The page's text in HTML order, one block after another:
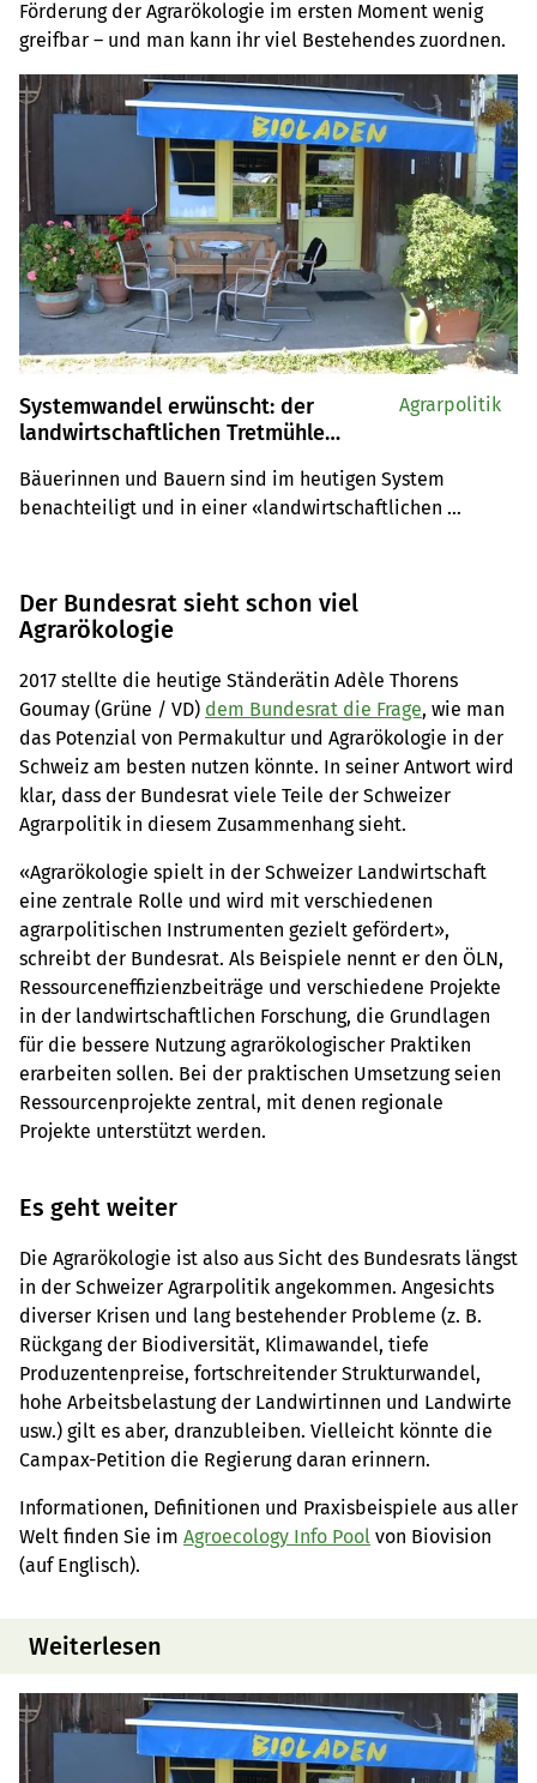
Förderung der Agrarökologie im ersten Moment wenig
greifbar – und man kann ihr viel Bestehendes zuordnen.
Systemwandel erwünscht: der
landwirtschaftlichen Tretmühle
Bäuerinnen und Bauern sind im heutigen System
benachteiligt und in einer «landwirtschaftlichen
Agrarpolitik
Der Bundesrat sieht schon viel
Agrarökologie
2017 stellte die heutige Ständerätin Adèle Thorens
Goumay (Grüne / VD) dem Bundesrat die Frage, wie man
das Potenzial von Permakultur und Agrarökologie in der
Schweiz am besten nutzen könnte. In seiner Antwort wird
klar, dass der Bundesrat viele Teile der Schweizer
Agrarpolitik in diesem Zusammenhang sieht.
«Agrarökologie spielt in der Schweizer Landwirtschaft
eine zentrale Rolle und wird mit verschiedenen
agrarpolitischen Instrumenten gezielt gefördert»,
schreibt der Bundesrat. Als Beispiele nennt er den ÖLN,
Ressourceneffizienzbeiträge und verschiedene Projekte
in der landwirtschaftlichen Forschung, die Grundlagen
für die bessere Nutzung agrarökologischer Praktiken
erarbeiten sollen. Bei der praktischen Umsetzung seien
Ressourcenprojekte zentral, mit denen regionale
Projekte unterstützt werden.
Es geht weiter
Die Agrarökologie ist also aus Sicht des Bundesrats längst
in der Schweizer Agrarpolitik angekommen. Angesichts
diverser Krisen und lang bestehender Probleme (z. B.
Rückgang der Biodiversität, Klimawandel, tiefe
Produzentenpreise, fortschreitender Strukturwandel,
hohe Arbeitsbelastung der Landwirtinnen und Landwirte
usw.) gilt es aber, dranzubleiben. Vielleicht könnte die
Campax-Petition die Regierung daran erinnern.
Informationen, Definitionen und Praxisbeispiele aus aller
Welt finden Sie im Agroecology Info Pool von Biovision
(auf Englisch).
Weiterlesen